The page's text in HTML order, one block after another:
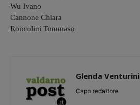
Wu Ivano
Cannone Chiara
Roncolini Tommaso
Glenda Venturini
Capo redattore